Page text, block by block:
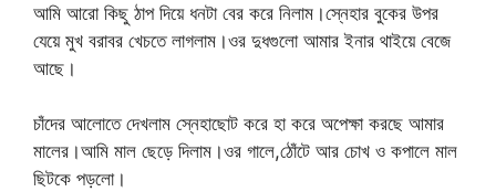
আমি আরো কিছু ঠাপ দিয়ে ধনটা বের করে নিলাম।স্নেহার বুকের উপর
যেয়ে মুখ বরাবর খেচতে লাগলাম।ওর দুধগুলো আমার ইনার থাইয়ে বেজে
আছে।
চাঁদের আলোতে দেখলাম স্নেহাছোট করে হা করে অপেক্ষা করছে আমার
মালের।আমি মাল ছেড়ে দিলাম।ওর গালে,ঠোঁটে আর চোখ ও কপালে মাল
ছিটকে পড়লো।